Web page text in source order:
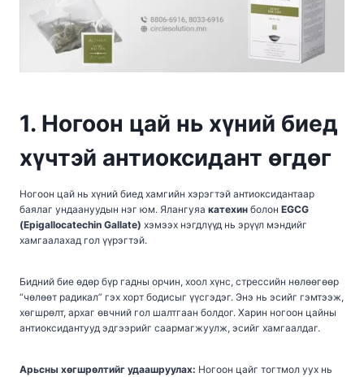
1. Ногоон цай нь хүний биед
хүчтэй антиоксидант өгдөг
Ногоон цай нь хүний биед хамгийн хэрэгтэй антиоксидантаар
баялаг ундаануудын нэг юм. Ялангуяа катехин болон EGCG
(Epigallocatechin Gallate) хэмээх нэгдлүүд нь эрүүл мэндийг
хамгаалахад гол үүрэгтэй.
Бидний бие өдөр бүр гадны орчин, хоол хүнс, стрессийн нөлөөгөөр
“чөлөөт радикал” гэх хорт бодисыг үүсгэдэг. Энэ нь эсийг гэмтээж,
хөгшрөлт, архаг өвчний гол шалтгаан болдог. Харин ногоон цайны
антиоксидантууд эдгээрийг саармагжуулж, эсийг хамгаалдаг.
Арьсны хөгшрөлтийг удаашруулах: Ногоон цайг тогтмол уух нь